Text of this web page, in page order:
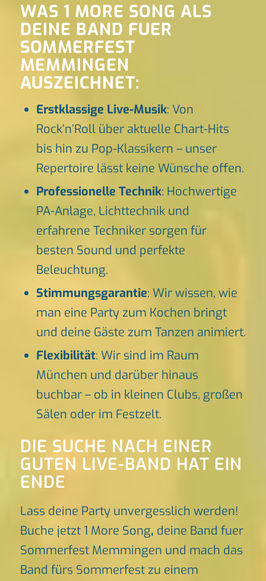
WAS 1 MORE SONG ALS
DEINE BAND FUER
SOMMERFEST
MEMMINGEN
AUSZEICHNET:
Erstklassige Live-Musik: Von
Rock’n’Roll über aktuelle Chart-Hits
bis hin zu Pop-Klassikern – unser
Repertoire lässt keine Wünsche offen.
Professionelle Technik: Hochwertige
PA-Anlage, Lichttechnik und
erfahrene Techniker sorgen für
besten Sound und perfekte
Beleuchtung.
Stimmungsgarantie: Wir wissen, wie
man eine Party zum Kochen bringt
und deine Gäste zum Tanzen animiert.
Flexibilität: Wir sind im Raum
München und darüber hinaus
buchbar – ob in kleinen Clubs, großen
Sälen oder im Festzelt.
DIE SUCHE NACH EINER
GUTEN LIVE-BAND HAT EIN
ENDE
Lass deine Party unvergesslich werden!
Buche jetzt 1 More Song, deine Band fuer
Sommerfest Memmingen und mach das
Band fürs Sommerfest zu einem